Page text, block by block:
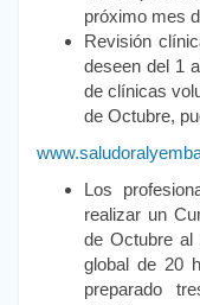
próximo mes
Revisión
deseen del 1
de clínicas
de Octubre,
Los
realizar un
de Octubre al
global de 20
preparado